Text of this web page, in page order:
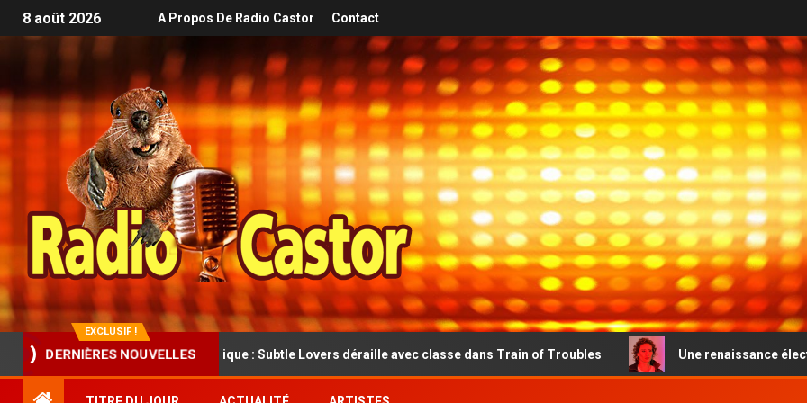
8 août 2026 A Propos De Radio Castor Contact
EXCLUSIF !
DERNIÈRES NOUVELLES
et folk rock cathartique : Subtle Lovers déraille avec classe dans Train of Troubles Une renaissance électro-pop